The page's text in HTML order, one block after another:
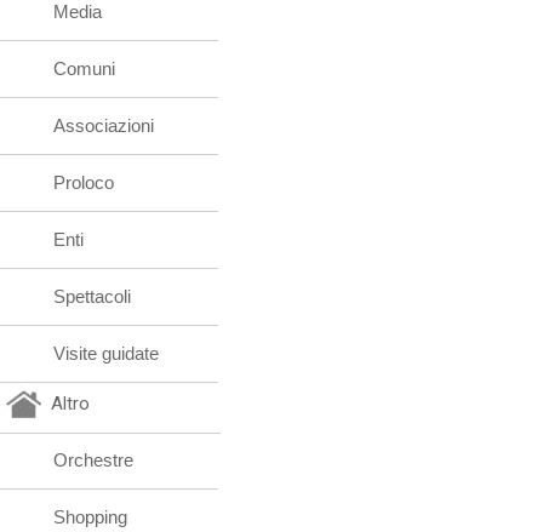
Media
Comuni
Associazioni
Proloco
Enti
Spettacoli
Visite guidate
Altro
Orchestre
Shopping